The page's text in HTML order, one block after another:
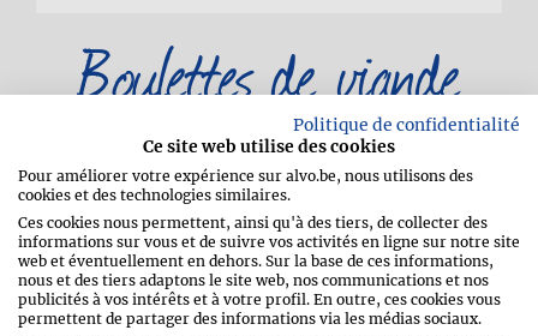
Boulettes de viande
végétariennes aux
cerises et à la purée
Politique de confidentialité
Ce site web utilise des cookies
Pour améliorer votre expérience sur alvo.be, nous utilisons des
cookies et des technologies similaires.
Ces cookies nous permettent, ainsi qu'à des tiers, de collecter des
informations sur vous et de suivre vos activités en ligne sur notre site
web et éventuellement en dehors. Sur la base de ces informations,
nous et des tiers adaptons le site web, nos communications et nos
publicités à vos intérêts et à votre profil. En outre, ces cookies vous
permettent de partager des informations via les médias sociaux.